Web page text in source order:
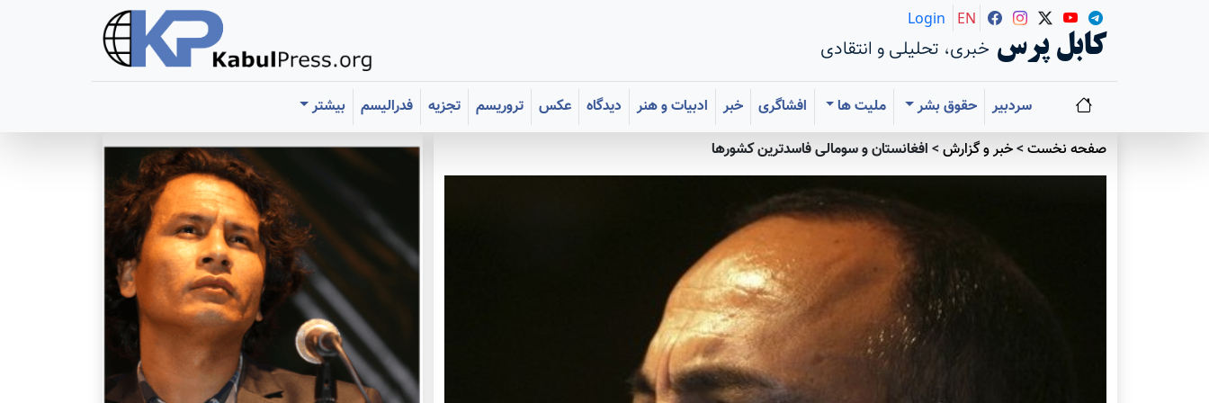
کابل پرس خبری، تحلیلی و انتقادی
Login EN
سردبیر حقوق بشر ملیت ها افشاگری خبر ادبیات و هنر دیدگاه عکس تروریسم تجزیه فدرالیسم
بیشتر
صفحه نخست>خبر و گزارش> افغانستان و سومالی فاسدترین کشورها